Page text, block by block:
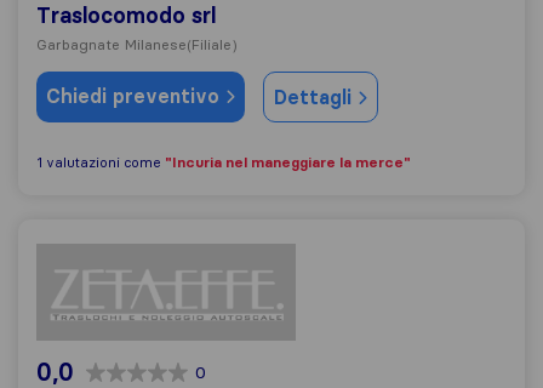
Traslocomodo srl
Garbagnate Milanese(Filiale)
Chiedi preventivo Dettagli
1 valutazioni come "Incuria nel maneggiare la merce"
0,0 0